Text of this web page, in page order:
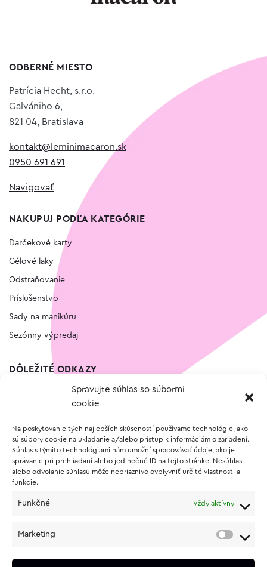
Spravujte súhlas so súbormi
cookie
Na poskytovanie tých najlepších skúseností používame technológie, ako
sú súbory cookie na ukladanie a/alebo prístup k informáciám o zariadení.
Súhlas s týmito technológiami nám umožní spracovávať údaje, ako je
správanie pri prehliadaní alebo jedinečné ID na tejto stránke. Nesúhlas
alebo odvolanie súhlasu môže nepriaznivo ovplyvniť určité vlastnosti a
funkcie.
Funkčné Vždy aktívny
Marketing
ODBERNÉ MIESTO
Patrícia Hecht, s.r.o.
Galvániho 6,
821 04, Bratislava
kontakt@leminimacaron.sk
0950 691 691
Navigovať
NAKUPUJ PODĽA KATEGÓRIE
Darčekové karty
Gélové laky
Odstraňovanie
Príslušenstvo
Sady na manikúru
Sezónny výpredaj
DÔLEŽITÉ ODKAZY
Vernostný program
O NÁKUPE
Vrátenie a reklamácia tovaru